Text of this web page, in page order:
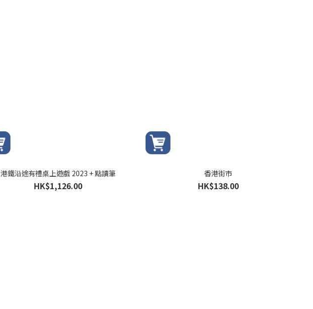
港鐵沿途有禮桌上遊戲 2023 + 點讀筆
HK$1,126.00
香港街市
HK$138.00